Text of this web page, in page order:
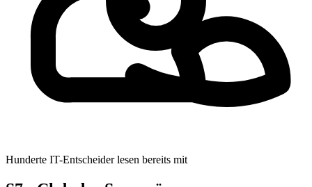
Hunderte IT-Entscheider lesen bereits mit